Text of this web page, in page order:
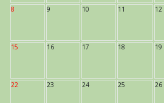
8 9 10 11 12
15 16 17 18 19
22 23 24 25 26